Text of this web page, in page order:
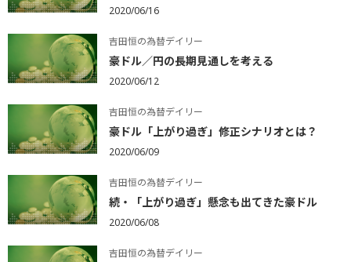
2020/06/16
吉田恒の為替デイリー
豪ドル／円の長期見通しを考える
2020/06/12
吉田恒の為替デイリー
豪ドル「上がり過ぎ」修正シナリオとは？
2020/06/09
吉田恒の為替デイリー
続・「上がり過ぎ」懸念も出てきた豪ドル
2020/06/08
吉田恒の為替デイリー